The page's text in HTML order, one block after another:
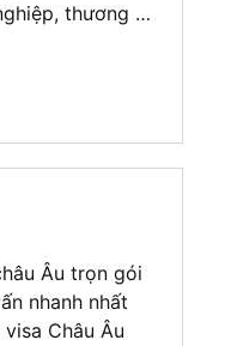
thương …
Âu trọn gói
nhanh nhất
Châu Âu